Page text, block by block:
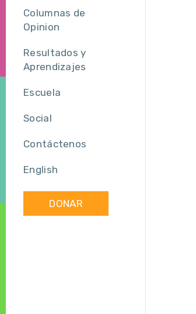
Columnas de
Opinion
Resultados y
Aprendizajes
Escuela
Social
Contáctenos
English
DONAR